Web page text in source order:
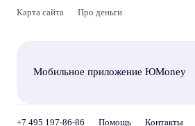
Карта сайта Про деньги
Мобильное приложение ЮMoney
+7 495 197-86-86 Помощь Контакты